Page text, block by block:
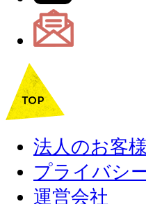
法人のお客
プライバシ
運営会社